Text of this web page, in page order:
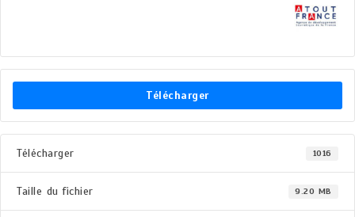
Télécharger
Télécharger 1016
Taille du fichier 9.20 MB